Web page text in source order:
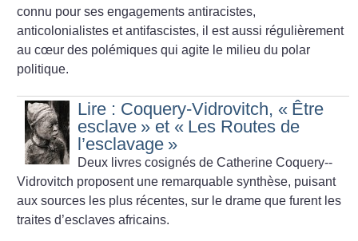
connu pour ses engagements antiracistes,
anticolonialistes et antifascistes, il est aussi régulièrement
au cœur des polémiques qui agite le milieu du polar
politique.
Lire : Coquery-­Vidrovitch, « Être
esclave » et « Les Routes de
l’esclavage »
Deux livres cosignés de Catherine Coquery-­
Vidrovitch proposent une remarquable synthèse, puisant
aux sources les plus récentes, sur le drame que furent les
traites d’esclaves africains.